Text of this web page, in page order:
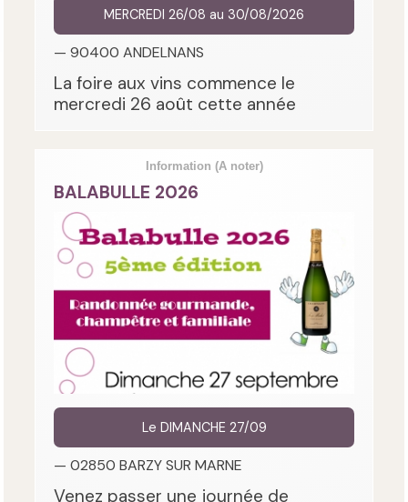
MERCREDI 26/08 au 30/08/2026
— 90400 ANDELNANS
La foire aux vins commence le
mercredi 26 août cette année
Information (A noter)
BALABULLE 2026
Le DIMANCHE 27/09
— 02850 BARZY SUR MARNE
Venez passer une journée de